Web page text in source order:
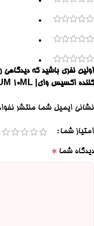
0
0
0
اولین نفری باشید که
کننده اکسیس وای| AXIS Y VEGAN COLLAGEN EYE SERUM 10ML”
نشانی ایمیل شما منتشر
امتیاز شما
دیدگاه شما *